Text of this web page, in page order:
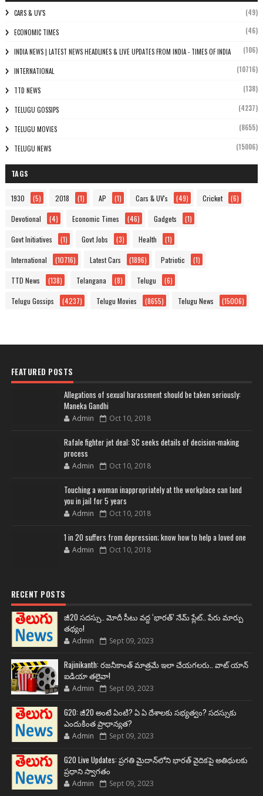
CARS & UV'S (49)
ECONOMIC TIMES (46)
INDIA NEWS | LATEST NEWS HEADLINES & LIVE UPDATES FROM INDIA - TIMES OF INDIA (106)
INTERNATIONAL (10716)
TTD NEWS (138)
TELUGU GOSSIPS (4237)
TELUGU MOVIES (8655)
TELUGU NEWS (15006)
TAGS
1930 (5) 2018 (1) AP (1) Cars & UV's (49) Cricket (6)
Devotional (4) Economic Times (46) Gadgets (1)
Govt Initiatives (1) Govt Jobs (3) Health (1)
International (10716) Latest Cars (1896) Patriotic (1)
TTD News (138) Telangana (8) Telugu (6)
Telugu Gossips (4237) Telugu Movies (8655) Telugu News (15006)
FEATURED POSTS
Allegations of sexual harassment should be taken seriously:
Maneka Gandhi
Admin Oct 10, 2018
Rafale fighter jet deal: SC seeks details of decision-making
process
Admin Oct 10, 2018
Touching a woman inappropriately at the workplace can land
you in jail for 5 years
Admin Oct 10, 2018
1 in 20 suffers from depression; know how to help a loved one
Admin Oct 10, 2018
RECENT POSTS
జీ20 సదస్సు.. మోదీ సీటు వద్ద ‘భారత్’ నేమ్ ప్లేట్‌.. పేరు మార్పు
తథ్యం!
Admin Sept 09, 2023
Rajinikanth: రజనీకాంత్ మాత్రమే ఇలా చేయగలరు.. వాట్ యాన్
ఐడియా తలైవా!
Admin Sept 09, 2023
G20: జీ20 అంటే ఏంటి? ఏ ఏ దేశాలకు సభ్యత్వం? సదస్సుకు
ఎందుకింత ప్రాధాన్యత?
Admin Sept 09, 2023
G20 Live Updates: ప్రగతి మైదాన్‌లోని భారత్ వైదికపై అతిథులకు
ప్రధాని స్వాగతం
Admin Sept 09, 2023